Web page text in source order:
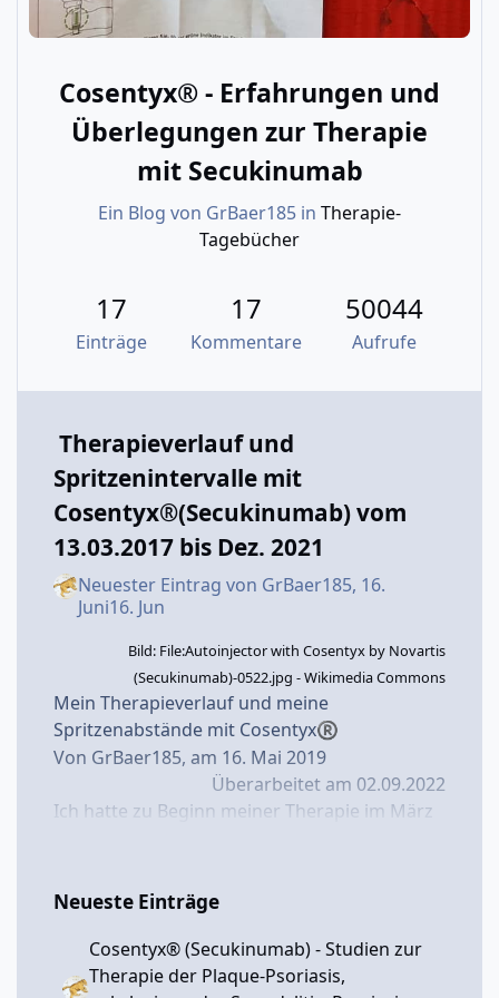
Cosentyx® - Erfahrungen und
Überlegungen zur Therapie
mit Secukinumab
Ein Blog von GrBaer185 in Therapie-
Tagebücher
17
Einträge
17
Kommentare
50044
Aufrufe
Therapieverlauf und
Spritzenintervalle mit
Cosentyx®(Secukinumab) vom
13.03.2017 bis Dez. 2021
Neuester Eintrag von GrBaer185, 16.
Juni16. Jun
Bild: File:Autoinjector with Cosentyx by Novartis
(Secukinumab)-0522.jpg - Wikimedia Commons
Mein Therapieverlauf und meine
Spritzenabstände mit Cosentyx®
Von GrBaer185, am 16. Mai 2019
Überarbeitet am 02.09.2022
Ich hatte zu Beginn meiner Therapie im März
Hautveränderungen in den Armbeugen und
einen entzündeten kleinen Finger - siehe
hierzu auch meine früheren Blog-
Beiträge:Lungenentzündung begünstigt
Neueste Einträge
Cosentyx® (Secukinumab) - Studien zur
Therapie der Plaque-Psoriasis,